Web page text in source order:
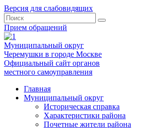
Версия для слабовидящих
Прием обращений
Муниципальный округ
Черемушки в городе Москве
Официальный сайт органов
местного самоуправления
Главная
Муниципальный округ
Историческая справка
Характеристики района
Почетные жители района